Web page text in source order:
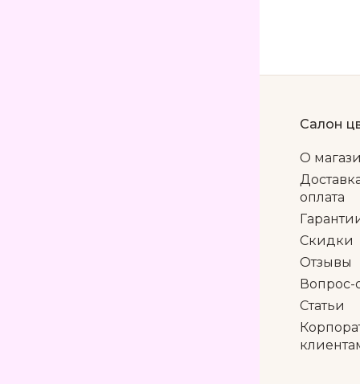
Салон
О
оплата
Скидки
Отзывы
Вопрос-
Статьи